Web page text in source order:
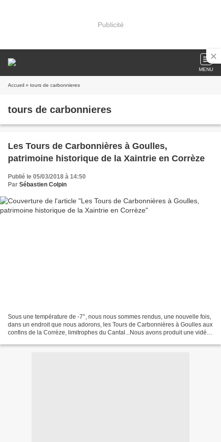
Publicité
MENU
Accueil » tours de carbonnieres
tours de carbonnieres
Les Tours de Carbonnières à Goulles,
patrimoine historique de la Xaintrie en Corrèze
Publié le 05/03/2018 à 14:50
Par Sébastien Colpin
Sous une température de -7°, nous nous sommes rendus, une nouvelle fois,
dans un endroit que nous adorons, les Tours de Carbonnières à Goulles aux
confins de la Corrèze, limitrophes du Cantal...Nous avons produit une vidéo